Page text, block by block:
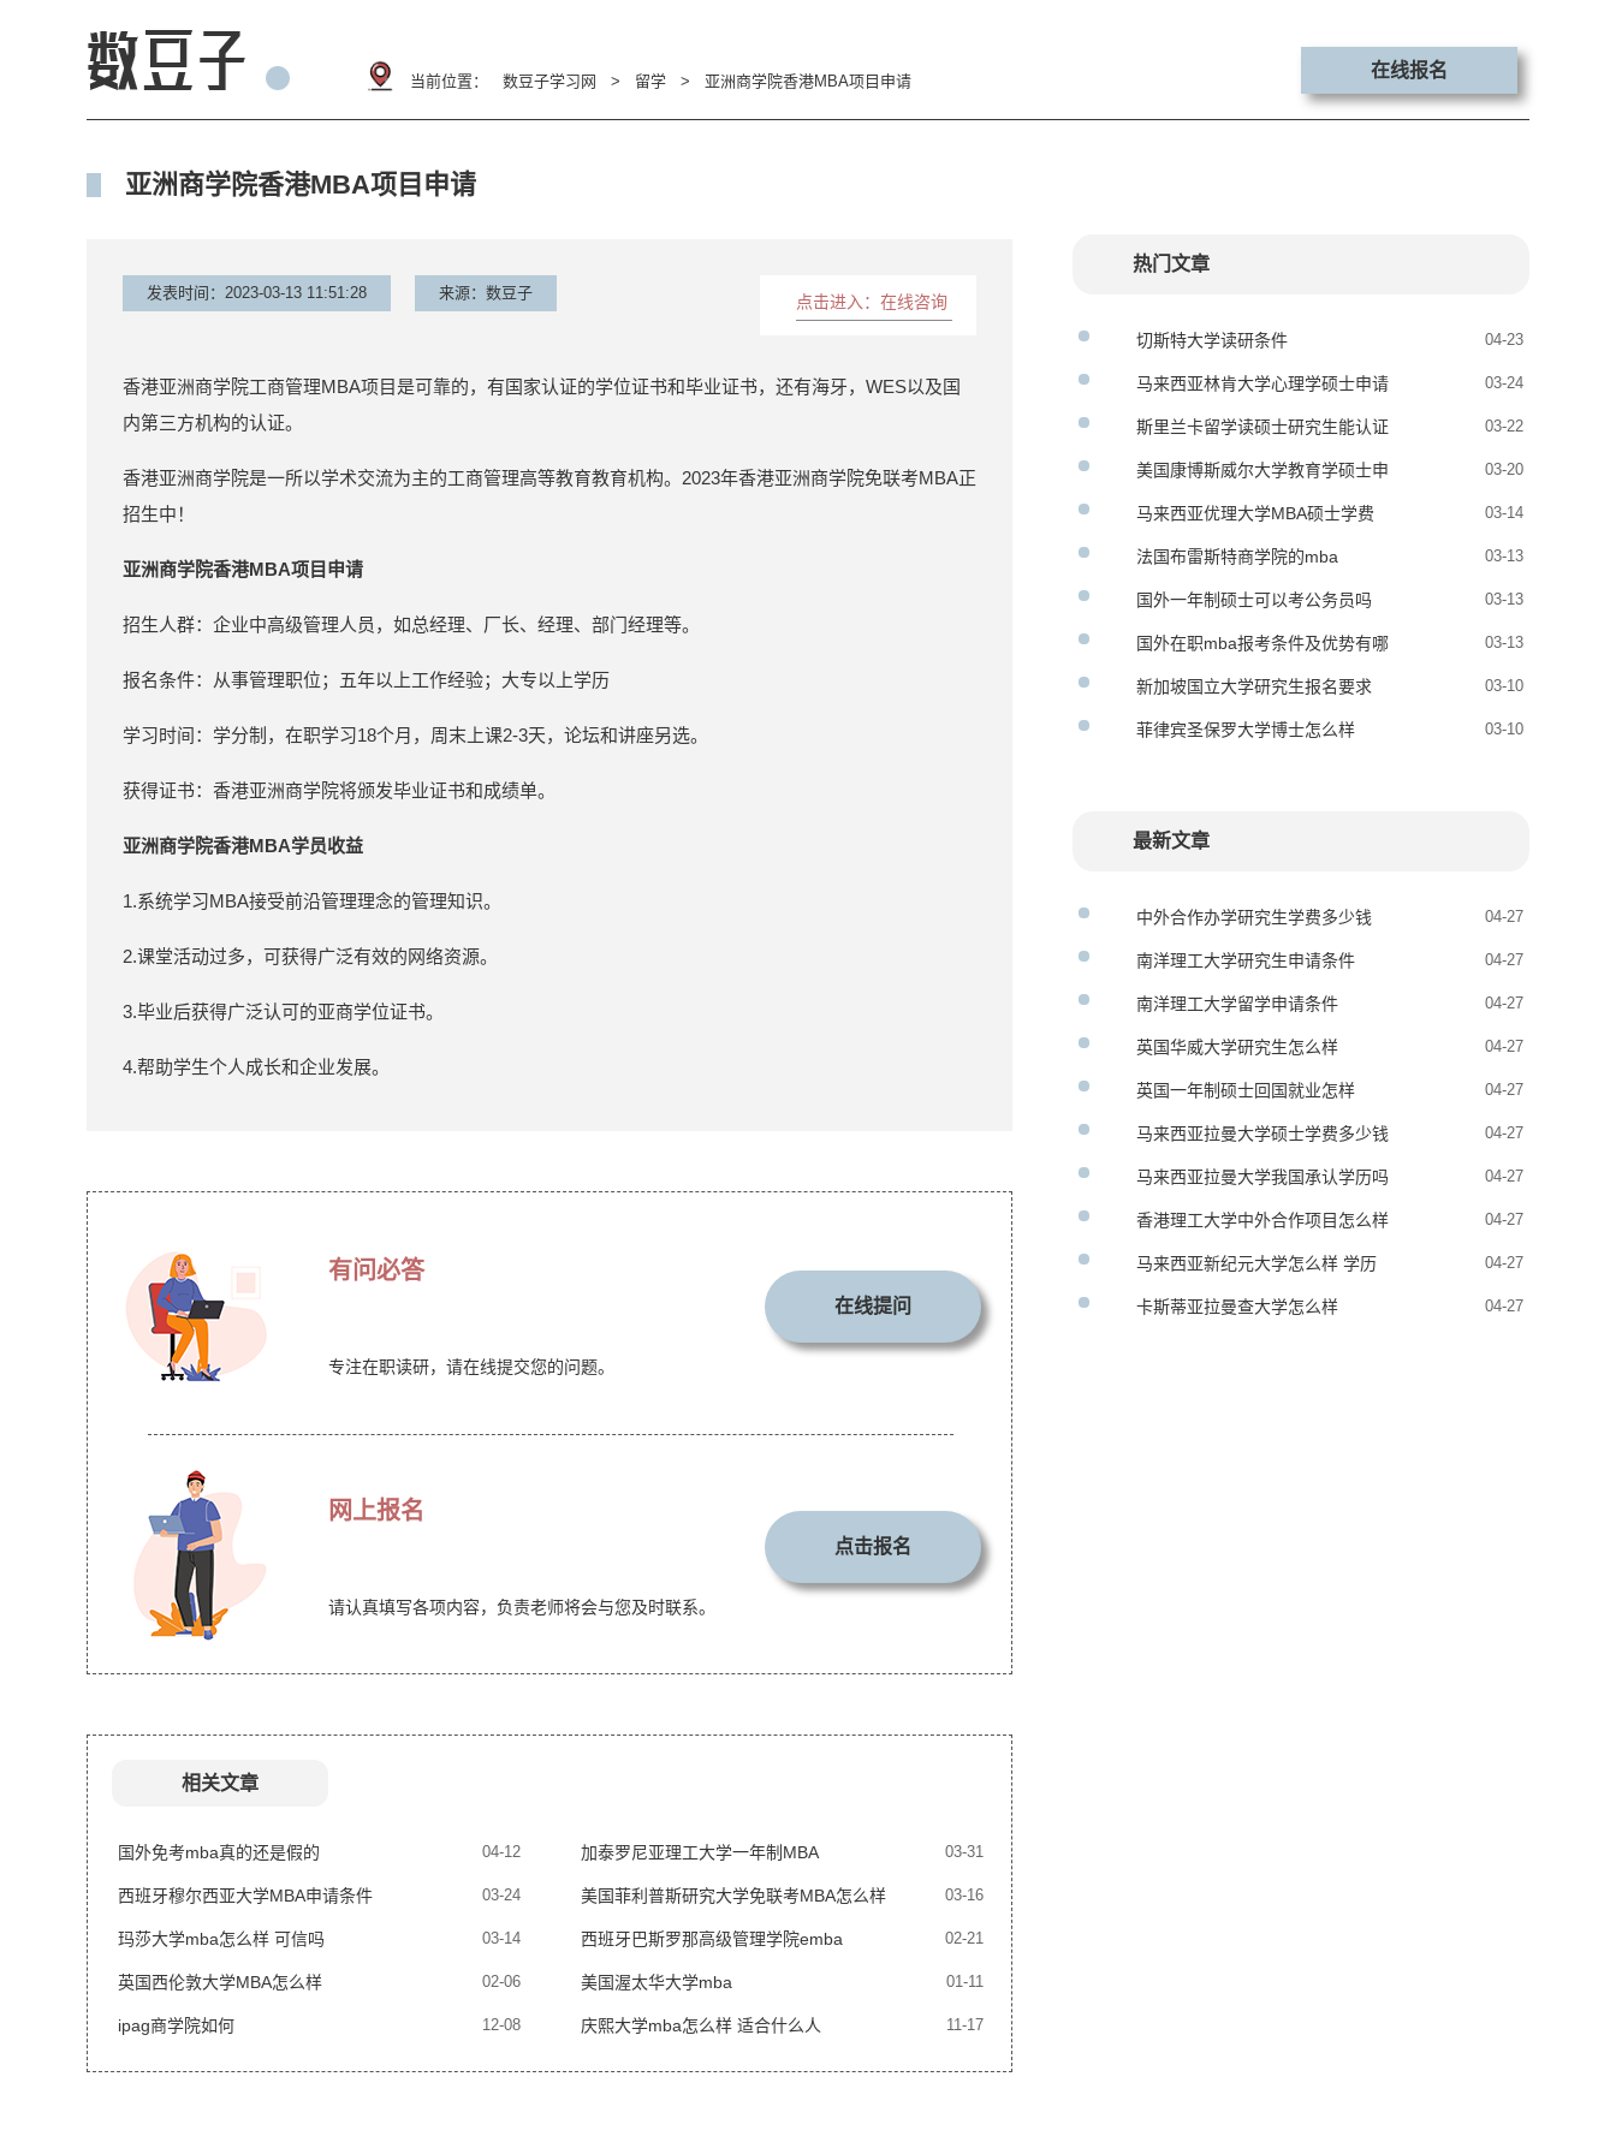
当前位置： 数豆子学习网 > 留学 > 亚洲商学院香港MBA项目申请
在线报名
亚洲商学院香港MBA项目申请
发表时间：2023-03-13 11:51:28 来源：数豆子 点击进入：在线咨询
香港亚洲商学院工商管理MBA项目是可靠的，有国家认证的学位证书和毕业证书，还有海牙，WES以及国
内第三方机构的认证。
香港亚洲商学院是一所以学术交流为主的工商管理高等教育教育机构。2023年香港亚洲商学院免联考MBA正
招生中！
亚洲商学院香港MBA项目申请
招生人群：企业中高级管理人员，如总经理、厂长、经理、部门经理等。
报名条件：从事管理职位；五年以上工作经验；大专以上学历
学习时间：学分制，在职学习18个月，周末上课2-3天，论坛和讲座另选。
获得证书：香港亚洲商学院将颁发毕业证书和成绩单。
亚洲商学院香港MBA学员收益
1.系统学习MBA接受前沿管理理念的管理知识。
2.课堂活动过多，可获得广泛有效的网络资源。
3.毕业后获得广泛认可的亚商学位证书。
4.帮助学生个人成长和企业发展。
有问必答
专注在职读研，请在线提交您的问题。
在线提问
网上报名
请认真填写各项内容，负责老师将会与您及时联系。
点击报名
相关文章
国外免考mba真的还是假的 04-12 加泰罗尼亚理工大学一年制MBA 03-31
西班牙穆尔西亚大学MBA申请条件 03-24 美国菲利普斯研究大学免联考MBA怎么样 03-16
玛莎大学mba怎么样 可信吗 03-14 西班牙巴斯罗那高级管理学院emba 02-21
英国西伦敦大学MBA怎么样 02-06 美国渥太华大学mba 01-11
ipag商学院如何 12-08 庆熙大学mba怎么样 适合什么人 11-17
热门文章
切斯特大学读研条件 04-23
马来西亚林肯大学心理学硕士申请
条件
03-24
斯里兰卡留学读硕士研究生能认证
吗
03-22
美国康博斯威尔大学教育学硕士申
请流程
03-20
马来西亚优理大学MBA硕士学费 03-14
法国布雷斯特商学院的mba 03-13
国外一年制硕士可以考公务员吗
有哪些优势
03-13
国外在职mba报考条件及优势有哪
些
03-13
新加坡国立大学研究生报名要求 03-10
菲律宾圣保罗大学博士怎么样 03-10
最新文章
中外合作办学研究生学费多少钱 04-27
南洋理工大学研究生申请条件 04-27
南洋理工大学留学申请条件 04-27
英国华威大学研究生怎么样 04-27
英国一年制硕士回国就业怎样 04-27
马来西亚拉曼大学硕士学费多少钱 04-27
马来西亚拉曼大学我国承认学历吗 04-27
香港理工大学中外合作项目怎么样 04-27
马来西亚新纪元大学怎么样 学历
承认吗
04-27
卡斯蒂亚拉曼查大学怎么样 04-27